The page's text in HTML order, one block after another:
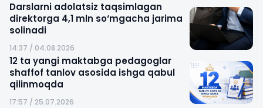
Darslarni adolatsiz taqsimlagan
direktorga 4,1 mln so‘mgacha jarima
solinadi
14:37 / 04.08.2026
12 ta yangi maktabga pedagoglar
shaffof tanlov asosida ishga qabul
qilinmoqda
17:57 / 25.07.2026